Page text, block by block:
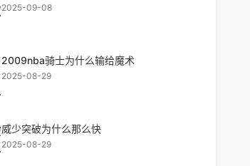
2025-09-08
2009nba骑士为什么输给魔术
2025-08-29
威少突破为什么那么快
2025-08-29